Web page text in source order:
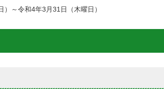
～令和4年3月31日（木曜日）